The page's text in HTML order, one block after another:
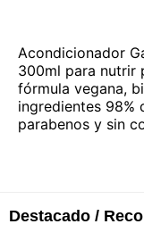
Acondicionador
300ml para nutrir
fórmula vegana,
ingredientes 98%
parabenos y sin
Destacado /